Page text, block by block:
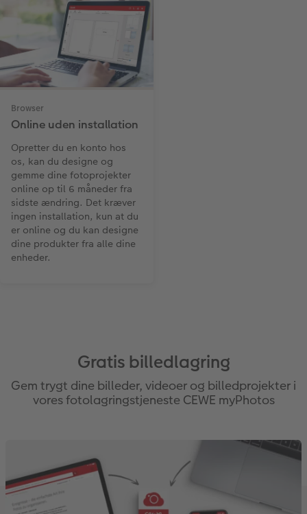
Browser
Online uden installation
Opretter du en konto hos
os, kan du designe og
gemme dine fotoprojekter
online op til 6 måneder fra
sidste ændring. Det kræver
ingen installation, kun at du
er online og du kan designe
dine produkter fra alle dine
enheder.
Gratis billedlagring
Gem trygt dine billeder, videoer og billedprojekter i
vores fotolagringstjeneste CEWE myPhotos